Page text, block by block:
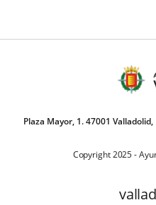
Plaza Mayor, 1. 47001
Copyright 2025 -